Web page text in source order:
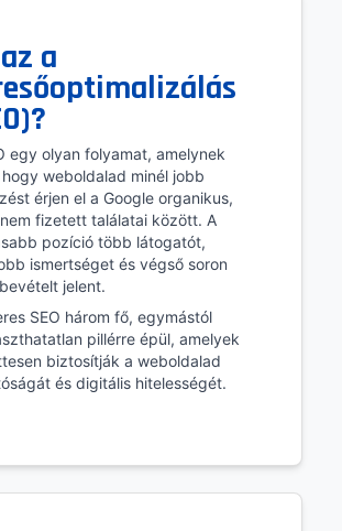
a
egy olyan folyamat, amelynek
weboldalad minél jobb
érjen el a Google organikus,
fizetett találatai között. A
pozíció több látogatót,
ismertséget és végső soron
jelent.
SEO három fő, egymástól
pillérre épül, amelyek
biztosítják a weboldalad
és digitális hitelességét.